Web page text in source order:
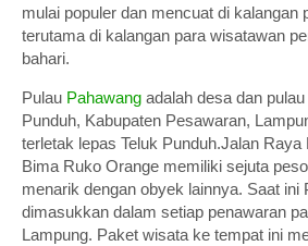
mulai populer dan mencuat di kalangan
terutama di kalangan para wisatawan
bahari.
Pulau Pahawang adalah desa dan
Punduh, Kabupaten Pesawaran,
terletak lepas Teluk Punduh.Jalan
Bima Ruko Orange memiliki sejuta
menarik dengan obyek lainnya. Saat ini
dimasukkan dalam setiap penawaran
Lampung. Paket wisata ke tempat ini